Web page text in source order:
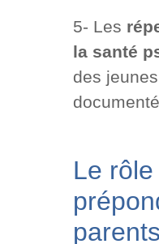
5- Les
la santé
des
Le rôle
parents